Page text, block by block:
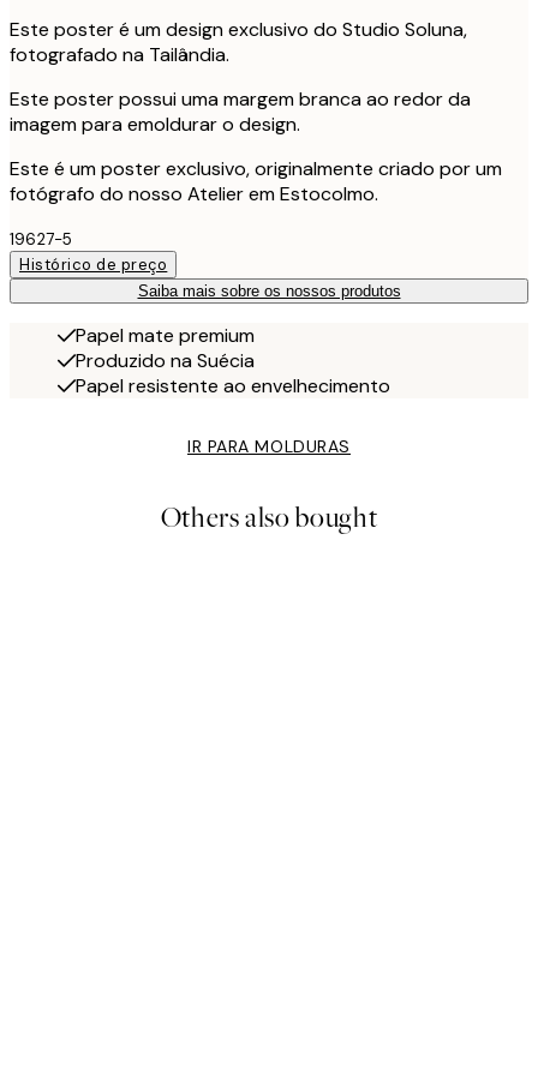
Este poster é um design exclusivo do Studio Soluna,
fotografado na Tailândia.
Este poster possui uma margem branca ao redor da
imagem para emoldurar o design.
Este é um poster exclusivo, originalmente criado por um
fotógrafo do nosso Atelier em Estocolmo.
19627-5
Histórico de preço
Saiba mais sobre os nossos produtos
Papel mate premium
Produzido na Suécia
Papel resistente ao envelhecimento
IR PARA MOLDURAS
Others also bought